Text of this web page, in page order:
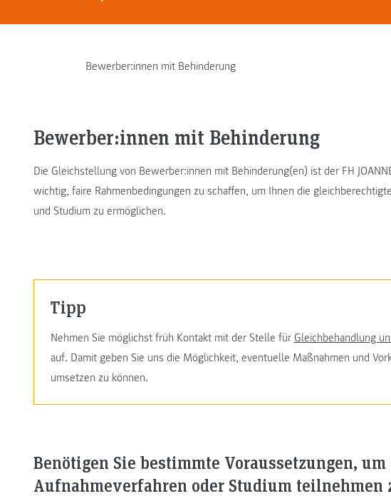
Bewerber:innen mit Behinderung
Bewerber:innen mit Behinderung
Die Gleichstellung von Bewerber:innen mit Behinderung(en) ist der FH
wichtig, faire Rahmenbedingungen zu schaffen, um Ihnen die
und Studium zu ermöglichen.
Tipp
Nehmen Sie möglichst früh Kontakt mit der Stelle für Gleichbehandlung
auf. Damit geben Sie uns die Möglichkeit, eventuelle Maßnahmen und
umsetzen zu können.
Benötigen Sie bestimmte Voraussetzungen, um
Aufnahmeverfahren oder Studium teilnehmen